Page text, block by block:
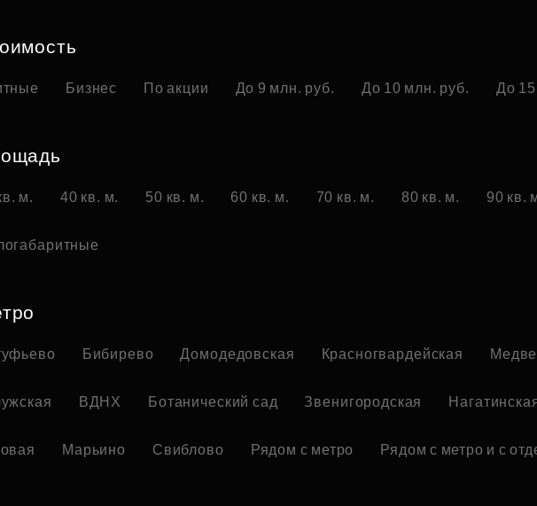
Бизнес По акции До 9 млн. руб. До 10 млн. руб. До
м. 40 кв. м. 50 кв. м. 60 кв. м. 70 кв. м. 80 кв. м. 90 кв.
Бибирево Домодедовская Красногвардейская
ВДНХ Ботанический сад Звенигородская
Марьино Свиблово Рядом с метро Рядом с метро и с